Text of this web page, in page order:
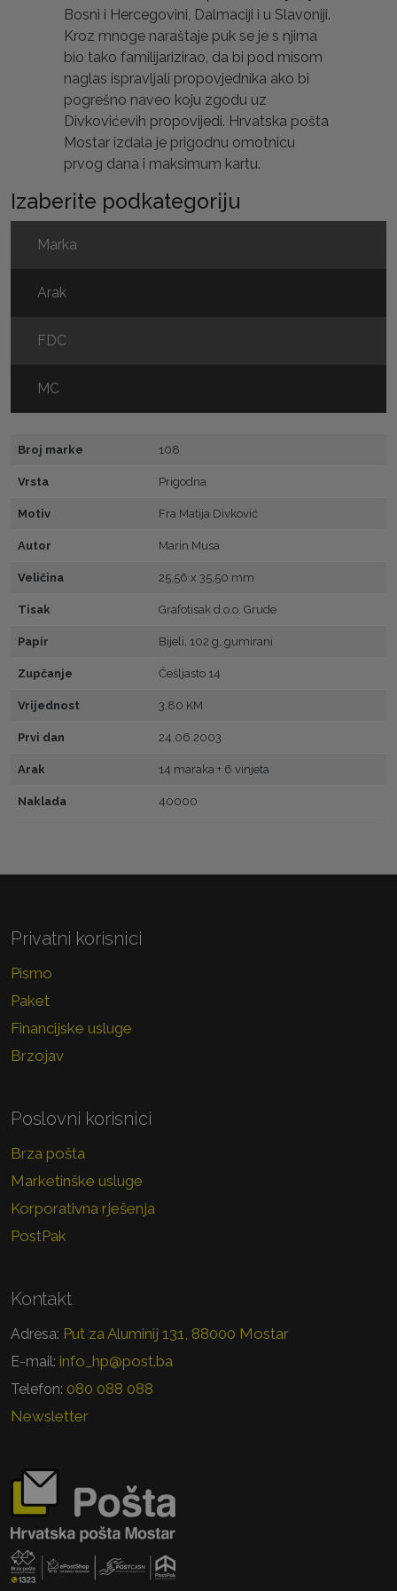
Bosni i Hercegovini, Dalmaciji i u Slavoniji.
Kroz mnoge naraštaje puk se je s njima
bio tako familijarizirao, da bi pod misom
naglas ispravljali propovjednika ako bi
pogrešno naveo koju zgodu uz
Divkovićevih propovijedi. Hrvatska pošta
Mostar izdala je prigodnu omotnicu
prvog dana i maksimum kartu.
Izaberite podkategoriju
Marka
Arak
FDC
MC
Broj marke 108
Vrsta Prigodna
Motiv Fra Matija Divković
Autor Marin Musa
Veličina 25,56 x 35,50 mm
Tisak Grafotisak d.o.o. Grude
Papir Bijeli, 102 g, gumirani
Zupčanje Češljasto 14
Vrijednost 3,80 KM
Prvi dan 24.06.2003
Arak 14 maraka + 6 vinjeta
Naklada 40000
Privatni korisnici
Pismo
Paket
Financijske usluge
Brzojav
Poslovni korisnici
Brza pošta
Marketinške usluge
Korporativna rješenja
PostPak
Kontakt
Adresa: Put za Aluminij 131, 88000 Mostar
E-mail: info_hp@post.ba
Telefon: 080 088 088
Newsletter